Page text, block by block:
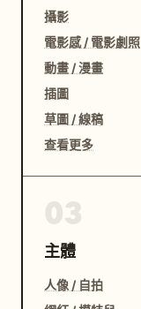
攝影
電影感 / 電影劇照
動畫 / 漫畫
插圖
草圖 / 線稿
查看更多
主體
人像 / 自拍